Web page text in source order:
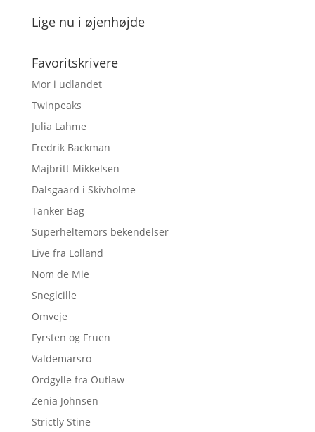
Lige nu i øjenhøjde
Favoritskrivere
Mor i udlandet
Twinpeaks
Julia Lahme
Fredrik Backman
Majbritt Mikkelsen
Dalsgaard i Skivholme
Tanker Bag
Superheltemors bekendelser
Live fra Lolland
Nom de Mie
Sneglcille
Omveje
Fyrsten og Fruen
Valdemarsro
Ordgylle fra Outlaw
Zenia Johnsen
Strictly Stine